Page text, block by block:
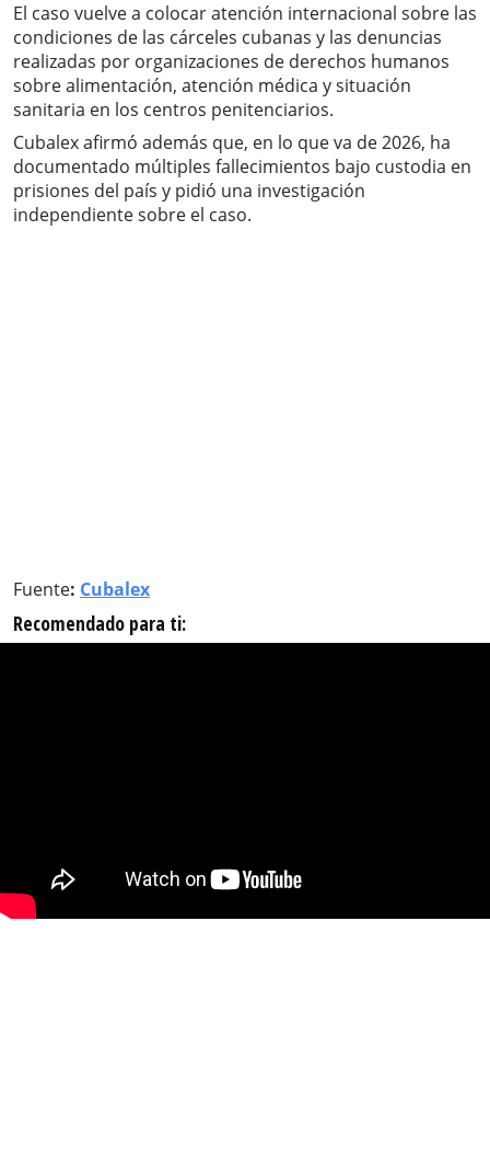
El caso vuelve a colocar atención internacional sobre las
condiciones de las cárceles cubanas y las denuncias
realizadas por organizaciones de derechos humanos
sobre alimentación, atención médica y situación
sanitaria en los centros penitenciarios.
Cubalex afirmó además que, en lo que va de 2026, ha
documentado múltiples fallecimientos bajo custodia en
prisiones del país y pidió una investigación
independiente sobre el caso.
Fuente: Cubalex
Recomendado para ti: